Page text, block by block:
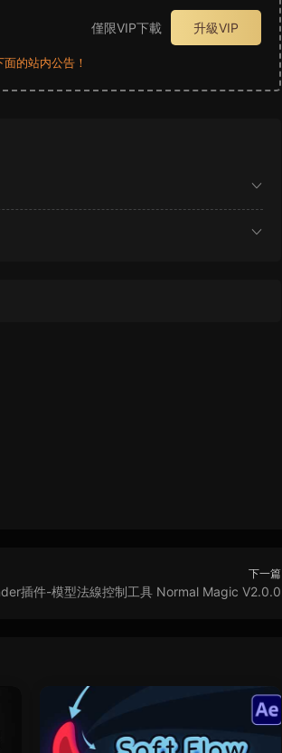
僅限VIP下載 升級VIP
的站内公告！
下一篇
插件-模型法線控制工具 Normal Magic V2.0.0